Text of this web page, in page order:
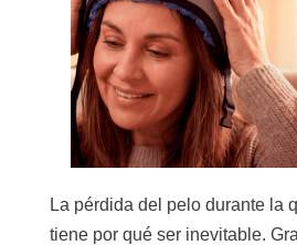
La pérdida del pelo durante la
tiene por qué ser inevitable.